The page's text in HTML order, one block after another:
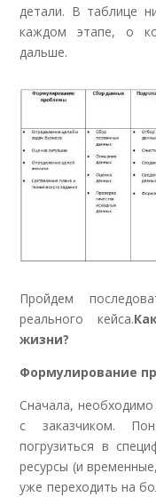
детали. В таблице
каждом этапе, о
дальше.
Пройдем
реального кейса.
жизни?
Формулирование
Сначала,
с заказчиком.
погрузиться в
ресурсы (и
уже переходить на